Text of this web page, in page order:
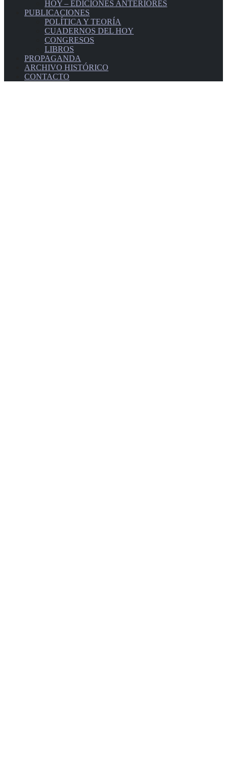
HOY – EDICIONES ANTERIORES
PUBLICACIONES
POLÍTICA Y TEORÍA
CUADERNOS DEL HOY
CONGRESOS
LIBROS
PROPAGANDA
ARCHIVO HISTÓRICO
CONTACTO